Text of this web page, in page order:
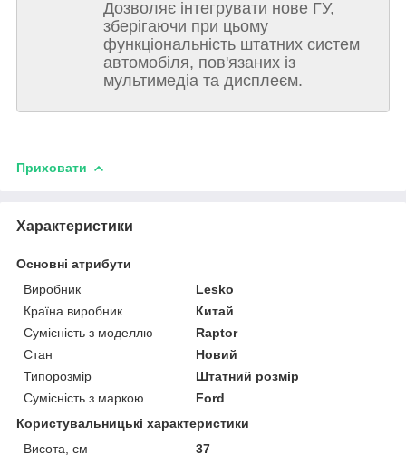
Дозволяє інтегрувати нове ГУ,
зберігаючи при цьому
функціональність штатних систем
автомобіля, пов'язаних із
мультимедіа та дисплеєм.
Приховати
Характеристики
Основні атрибути
Виробник
Lesko
Країна виробник
Китай
Сумісність з моделлю
Raptor
Стан
Новий
Типорозмір
Штатний розмір
Сумісність з маркою
Ford
Користувальницькі характеристики
Висота, см
37